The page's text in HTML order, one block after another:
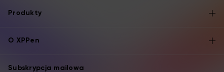
Produkty
O XPPen
Subskrypcja mailowa